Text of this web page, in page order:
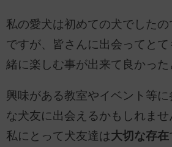
私の愛犬は初めての犬でした
ですが、皆さんに出会ってと
緒に楽しむ事が出来て良かった
興味がある教室やイベント等
な犬友に出会えるかもしれませ
私にとって犬友達は大切な存在